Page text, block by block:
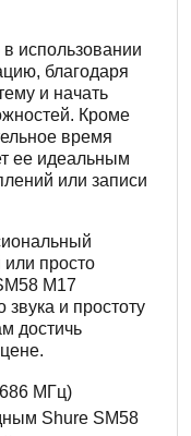
использовании
благодаря
и начать
Кроме
время
ее идеальным
или записи
просто
M17
звука и простоту
достичь
МГц)
Shure SM58